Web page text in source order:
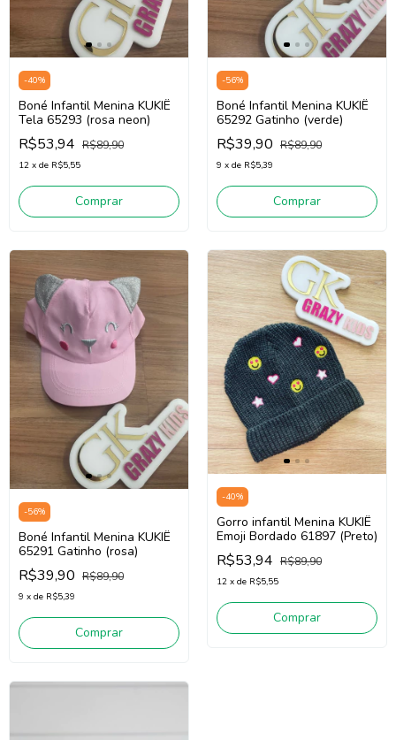
-40%
Boné Infantil Menina KUKIÊ
Tela 65293 (rosa neon)
R$53,94 R$89,90
12 x de R$5,55
Comprar
-56%
Boné Infantil Menina KUKIÊ
65292 Gatinho (verde)
R$39,90 R$89,90
9 x de R$5,39
Comprar
-56%
Boné Infantil Menina KUKIÊ
65291 Gatinho (rosa)
R$39,90 R$89,90
9 x de R$5,39
Comprar
-40%
Gorro infantil Menina KUKIÊ
Emoji Bordado 61897 (Preto)
R$53,94 R$89,90
12 x de R$5,55
Comprar